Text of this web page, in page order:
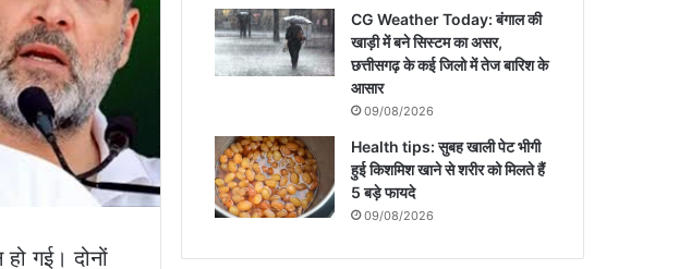
गई। दोनों
CG Weather Today: बंगाल की
खाड़ी में बने सिस्टम का असर,
छत्तीसगढ़ के कई जिलो में तेज बारिश के
आसार
09/08/2026
Health tips: सुबह खाली पेट भीगी
हुई किशमिश खाने से शरीर को मिलते हैं
5 बड़े फायदे
09/08/2026